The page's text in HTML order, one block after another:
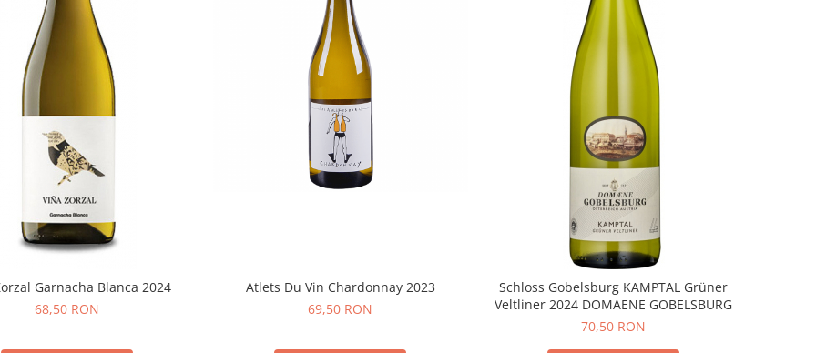
Garnacha Blanca 2024
68,50 RON
Atlets Du Vin Chardonnay 2023
69,50 RON
Schloss Gobelsburg KAMPTAL Grüner
Veltliner 2024 DOMAENE GOBELSBURG
70,50 RON